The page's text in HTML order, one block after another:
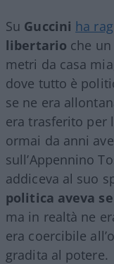
Su Guccini ha
libertario che un
metri da casa
dove tutto è
se ne era
era trasferito per
ormai da anni
sull’Appennino
addiceva al suo
politica aveva
ma in realtà ne
era coercibile
gradita al potere.